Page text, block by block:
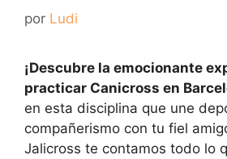
por Ludi
¡Descubre la emocionante
practicar Canicross en
en esta disciplina que une
compañerismo con tu fiel
Jalicross te contamos todo lo